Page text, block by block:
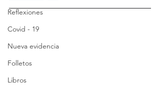
Reflexiones
Covid - 19
Nueva evidencia
Folletos
Libros